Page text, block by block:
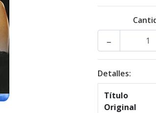
-
Detalles:
Título
Original